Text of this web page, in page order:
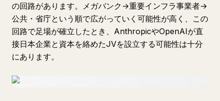
の回路があります。メガバンク→重要インフラ事業者→
公共・省庁という順で広がっていく可能性が高く、この
回路で足場が確立したとき、AnthropicやOpenAIが直
接日本企業と資本を絡めたJVを設立する可能性は十分
にあります。